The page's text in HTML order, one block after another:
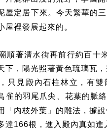
屋定居下來。今天繁華的
屋裡發展起來的。
順著清水街再前行約百十
下，陽光照著黃色琉璃瓦
只見殿內石柱林立，有
雀的羽尾爪尖、花葉的脈
「內枝外葉」的雕法，據
達166根，進入殿內真如進